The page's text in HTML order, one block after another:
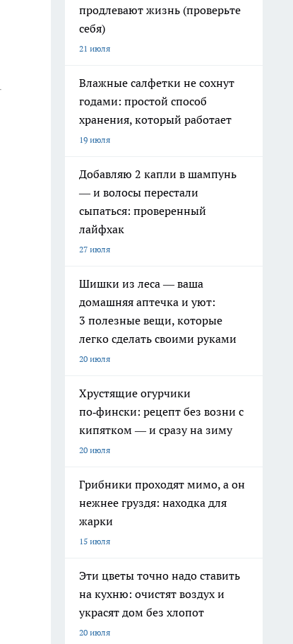
продлевают жизнь (проверьте
себя)
21 июля
Влажные салфетки не сохнут
годами: простой способ
хранения, который работает
19 июля
Добавляю 2 капли в шампунь
— и волосы перестали
сыпаться: проверенный
лайфхак
27 июля
Шишки из леса — ваша
домашняя аптечка и уют:
3 полезные вещи, которые
легко сделать своими руками
20 июля
Хрустящие огурчики
по‑фински: рецепт без возни с
кипятком — и сразу на зиму
20 июля
Грибники проходят мимо, а он
нежнее груздя: находка для
жарки
15 июля
Эти цветы точно надо ставить
на кухню: очистят воздух и
украсят дом без хлопот
20 июля